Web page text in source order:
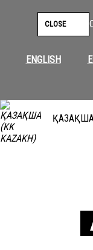
ENGLISH
CLOSE
ҚАЗАҚША